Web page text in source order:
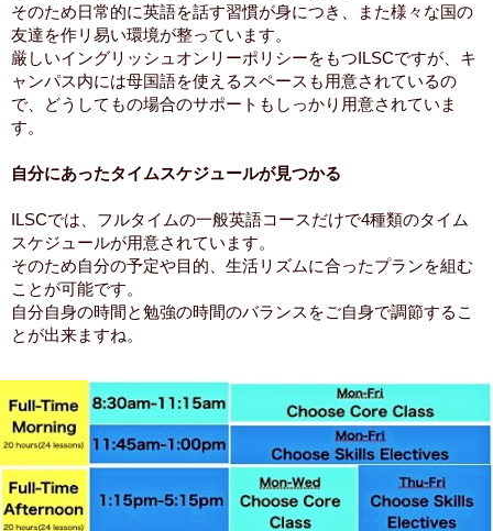
そのため日常的に英語を話す習慣が身につき、また様々な国の
友達を作リ易い環境が整っています。
厳しいイングリッシュオンリーポリシーをもつILSCですが、キ
ャンパス内には母国語を使えるスペースも用意されているの
で、どうしてもの場合のサポートもしっかり用意されていま
す。
自分にあったタイムスケジュールが見つかる
ILSCでは、フルタイムの一般英語コースだけで4種類のタイム
スケジュールが用意されています。
そのため自分の予定や目的、生活リズムに合ったプランを組む
ことが可能です。
自分自身の時間と勉強の時間のバランスをご自身で調節するこ
とが出来ますね。